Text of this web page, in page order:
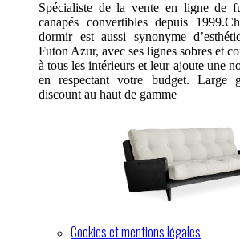
Spécialiste de la vente en ligne de
canapés convertibles depuis
dormir est aussi synonyme
Futon Azur, avec ses lignes sobres et
à tous les intérieurs et leur ajoute une
en respectant votre budget.
discount au haut de gamme
Cookies et mentions légales